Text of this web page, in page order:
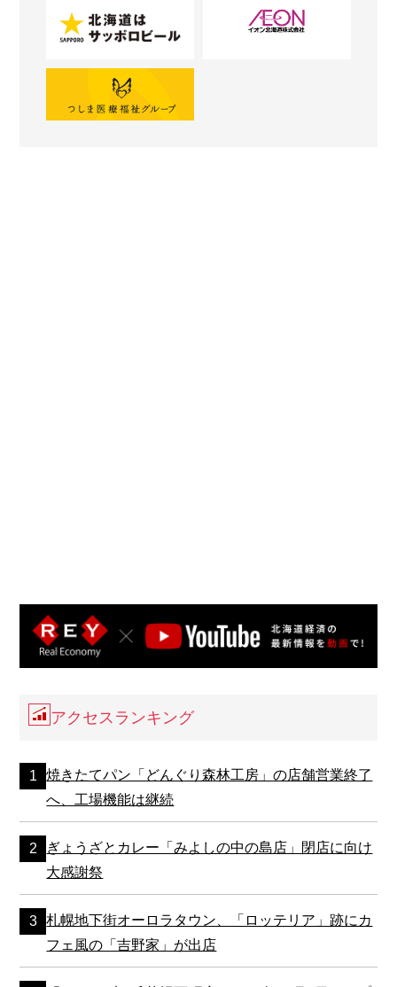
アクセスランキング
焼きたてパン「どんぐり森林工房」の店舗営業終了
へ、工場機能は継続
ぎょうざとカレー「みよしの中の島店」閉店に向け
大感謝祭
札幌地下街オーロラタウン、「ロッテリア」跡にカ
フェ風の「吉野家」が出店